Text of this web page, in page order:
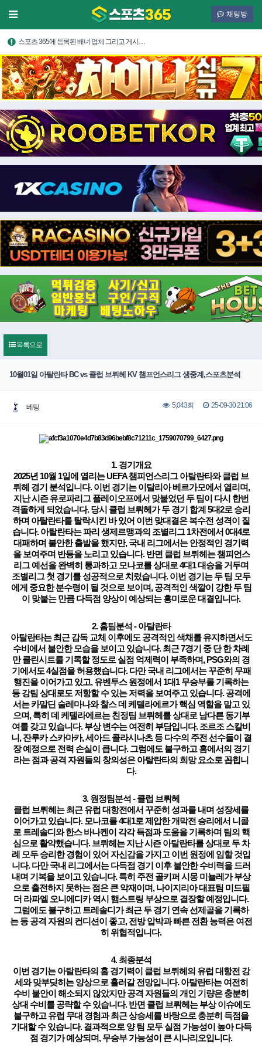
채팅방
스포츠 365에 등록된 배너 업체 그리고 게시…
목록으로
10월01일 아탈란타 BC vs 클럽 브뤼헤 KV 챔프언스리그 생중계,스포츠분석
베팅 5,043회 25-09-30 21:06
1. 경기개요
2025년 10월 1일에 열리는 UEFA 챔피언스리그 아탈란타와 클럽 브
뤼헤 경기 분석입니다. 이번 경기는 이탈리아 베르가모에서 열리며,
지난 시즌 유로파리그 플레이오프에서 맞붙었던 두 팀이 다시 한번
격돌하게 되었습니다. 당시 클럽 브뤼헤 가 두 경기 합계 5대2로 승리
하며 아탈란타를 탈락시킨 바 있어 이번 맞대결은 복수전 성격이 짙
습니다. 아탈란타는 파리 생제르맹과의 조별리그 1차전에서 0대4로
대패하며 불안한 출발을 했지만, 국내 리그에서는 안정적인 경기력
을 보여주며 반등을 노리고 있습니다. 반면 클럽 브뤼헤 는 챔피언스
리그 예선을 완벽히 통과하고 모나코를 상대로 4대1 대승을 거두며
조별리그 첫 경기를 성공적으로 치렀습니다. 이번 경기는 두 팀 모두
에게 중요한 분수령이 될 것으로 보이며,공격적인 색깔이 강한 두 팀
이 맞붙는 만큼 다득점 양상이 예상되는 흥미로운 대결입니다.
2. 홈팀분석 - 아탈란타
아탈란타는 최근 감독 교체 이후에도 공격적인 색채를 유지하면서도
수비에서 불안한 모습을 보이고 있습니다.최근 7경기 중 단 한 차례
만 클린시트를 기록할 정도로 실점 억제력이 부족하며, PSG와의 경
기에서도 4실점을 허용했습니다. 다만 국내 리그에서는 꾸준히 무패
행진을 이어가고 있고, 유벤투스 원정에서 1대1 무승부를 기록하는
등 강팀 상대로도 저항할 수 있는 저력을 보여주고 있습니다. 공격에
서는 카말딘 술레마나와 찰스 데 케텔라에르가 핵심 역할을 맡고 있
으며, 특히 데 케텔라에르는 친정팀 브뤼헤 를 상대로 남다른 동기부
여를 갖고 있습니다. 부상 변수는 여전히 부담입니다. 조르조 스칼비
니, 잔루카 스카마카, 세아드 콜라시나츠 등 다수의 주전 선수들이 결
장 예정으로 전력 손실이 큽니다. 그럼에도 불구하고 홈에서의 경기
라는 점과 공격 자원들의 창의성은 아탈란타의 희망 요소로 꼽힙니
다.
3. 원정팀분석 - 클럽 브뤼헤
클럽 브뤼헤 는 최근 유럽 대항전에서 꾸준히 성과를 내며 성장세를
이어가고 있습니다. 모나코를 4대1로 제압한 개막전 승리에서 니콜
로 트레솔디와 한스 바나켄이 각각 득점과 도움을 기록하며 팀의 핵
심으로 활약했습니다.브뤼헤 는 지난 시즌 아탈란타를 상대로 두 차
례 모두 승리한 경험이 있어 자신감을 가지고 이번 원정에 임할 것입
니다. 다만 국내 리그에서는 다득점 경기 이후 불안한 수비력을 드러
내며 기복을 보이고 있습니다. 특히 주전 골키퍼 시몽 미뇰레가 부상
으로 출전하지 못하는 점은 큰 악재이며, 나이지리아 대표팀 미드필
더 라파엘 오니에디카 역시 햄스트링 부상으로 결장할 예정입니다.
그럼에도 불구하고 트레솔디가 최근 두 경기 연속 선제골을 기록하
는 등 공격 자원의 컨디션이 좋고, 전방 압박과 빠른 전환 능력은 여전
히 위협적입니다.
4. 최종분석
이번 경기는아탈란타의 홈 경기력이 클럽 브뤼헤 의 유럽 대항전 강
세와 맞부딪히는 양상으로 흘러갈 전망입니다. 아탈란타는 여전히
수비 불안이 해소되지 않았지만 공격 자원들의 개인 기량은 충분히
상대 수비를 공략할 수 있습니다. 반면 클럽 브뤼헤 는 부상 이슈에도
불구하고 유럽 무대 경험과 최근 상승세를 바탕으로 충분히 득점을
기대할 수 있습니다. 결과적으로 양 팀 모두 실점 가능성이 높아 다득
점 경기가 예상되며, 무승부 가능성이 큰 시나리오입니다.